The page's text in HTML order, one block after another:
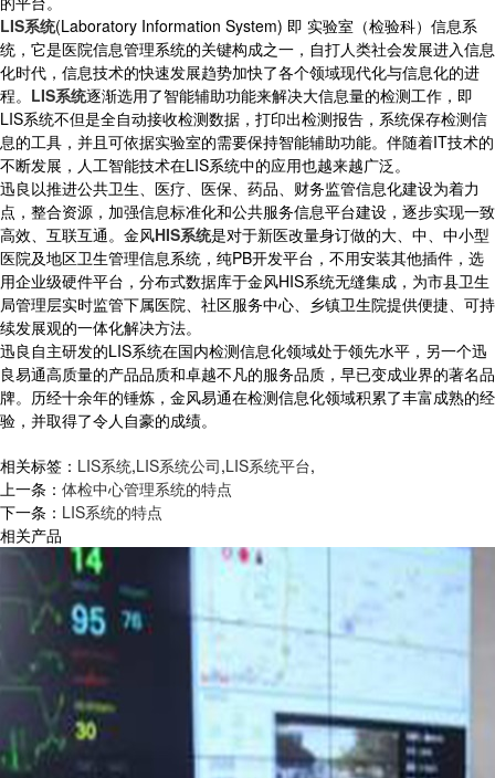
LIS系统(Laboratory Information System) 即 实验室（检验科）信息系
统，它是医院信息管理系统的关键构成之一，自打人类社会发展进入信息
化时代，信息技术的快速发展趋势加快了各个领域现代化与信息化的进
程。 LIS系统逐渐选用了智能辅助功能来解决大信息量的检测工作，即
LIS系统不但是全自动接收检测数据，打印出检测报告，系统保存检测信
息的工具，并且可依据实验室的需要保持智能辅助功能。伴随着IT技术的
不断发展，人工智能技术在LIS系统中的应用也越来越广泛。
迅良以推进公共卫生、医疗、医保、药品、财务监管信息化建设为着力
点，整合资源，加强信息标准化和公共服务信息平台建设，逐步实现一致
高效、互联互通。金风HIS系统是对于新医改量身订做的大、中、中小型
医院及地区卫生管理信息系统，纯PB开发平台，不用安装其他插件，选
用企业级硬件平台，分布式数据库于金风HIS系统无缝集成，为市县卫生
局管理层实时监管下属医院、社区服务中心、乡镇卫生院提供便捷、可持
续发展观的一体化解决方法。
迅良自主研发的LIS系统在国内检测信息化领域处于领先水平，另一个迅
良易通高质量的产品品质和卓越不凡的服务品质，早已变成业界的著名品
牌。历经十余年的锤炼，金风易通在检测信息化领域积累了丰富成熟的经
验，并取得了令人自豪的成绩。
相关标签： LIS系统,LIS系统公司,LIS系统平台,
上一条： 体检中心管理系统的特点
下一条： LIS系统的特点
相关产品